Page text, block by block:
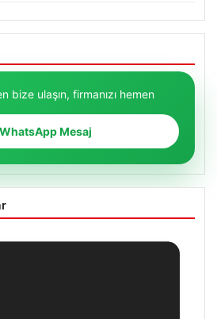
bize ulaşın, firmanızı hemen
WhatsApp Mesaj